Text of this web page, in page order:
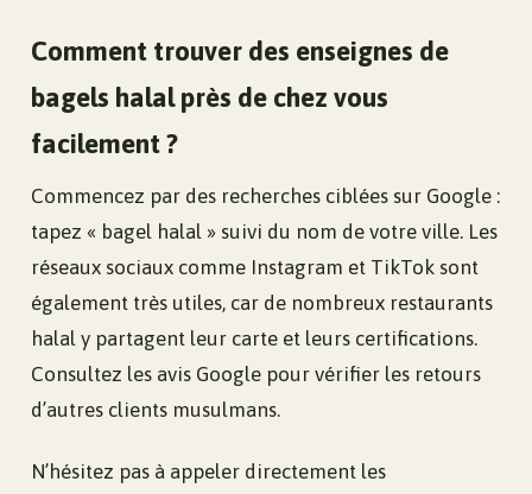
Comment trouver des enseignes de
bagels halal près de chez vous
facilement ?
Commencez par des recherches ciblées sur Google :
tapez « bagel halal » suivi du nom de votre ville. Les
réseaux sociaux comme Instagram et TikTok sont
également très utiles, car de nombreux restaurants
halal y partagent leur carte et leurs certifications.
Consultez les avis Google pour vérifier les retours
d’autres clients musulmans.
N’hésitez pas à appeler directement les